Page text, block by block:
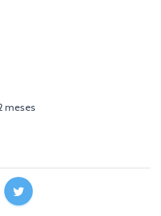
meses